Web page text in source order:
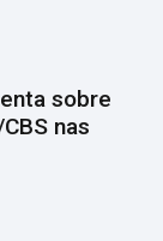
sobre
nas